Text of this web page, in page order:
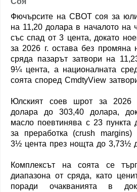
Фючърсите на CBOT соя за
на 11,20 долара в началото на
със спад от 3 цента, докато
за 2026 г. остава без
сряда пазарът затвори на
9¼ цента, а националната
соята според CmdtyView
Юлският соев шрот за 2026
долара до 303,40 долара,
масло поевтинява с 23 пункта
за преработка (crush margins)
3½ цента през нощта до 3,73½
Комплексът на соята се
диапазона от сряда, като
поради очакванията в